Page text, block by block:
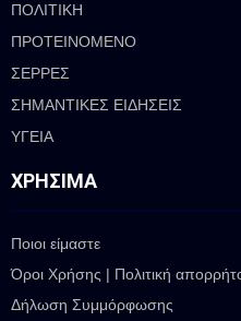
ΠΟΛΙΤΙΚΗ
ΠΡΟΤΕΙΝΟΜΕΝΟ
ΣΕΡΡΕΣ
ΣΗΜΑΝΤΙΚΕΣ ΕΙΔΗΣΕΙΣ
ΥΓΕΙΑ
ΧΡΉΣΙΜΑ
Ποιοι είμαστε
Όροι Χρήσης | Πολιτική
Δήλωση Συμμόρφωσης